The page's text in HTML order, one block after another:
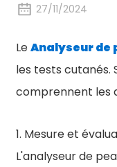
27/11/2024
LeAnalyseur de
les tests cutanés.
comprennent les
1. Mesure et
L'analyseur de